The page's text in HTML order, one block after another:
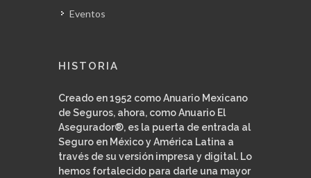
Eventos
HISTORIA
Creado en 1952 como Anuario Mexicano
de Seguros, ahora, como Anuario El
Asegurador®, es la puerta de entrada al
Seguro en México y América Latina a
través de su versión impresa y digital. Lo
hemos fortalecido para darle una mayor